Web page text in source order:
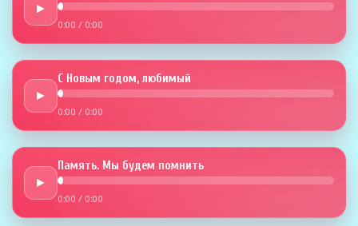
►
0:00 / 0:00
►
С Новым годом, любимый
0:00 / 0:00
►
Память. Мы будем помнить
0:00 / 0:00